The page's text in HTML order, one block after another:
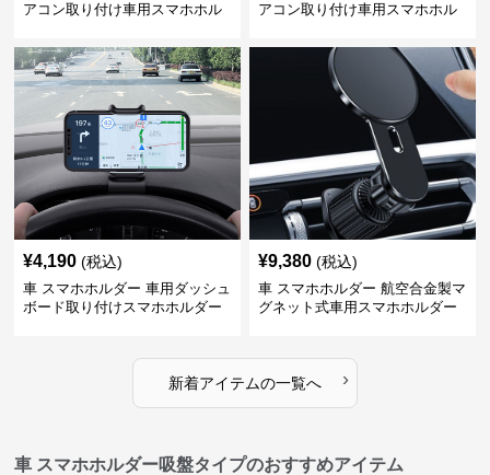
アコン取り付け車用スマホホル
アコン取り付け車用スマホホル
¥4,190 (税込)
車 スマホホルダー 車用ダッシュ
ボード取り付けスマホホルダー
¥9,380 (税込)
車 スマホホルダー 航空合金製マ
グネット式車用スマホホルダー
新着アイテムの一覧へ ›
車 スマホホルダー吸盤タイプのおすすめアイテム